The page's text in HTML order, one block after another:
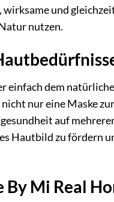
und
nutzen.
einfach dem
nur eine Maske
auf
Hautbild zu fördern
By Mi Real